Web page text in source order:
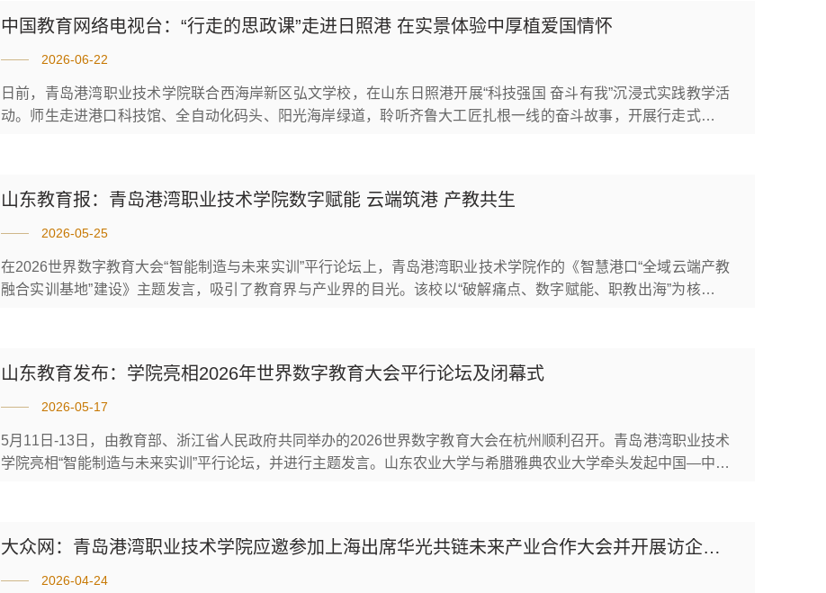
中国教育网络电视台：“行走的思政课”走进日照港 在实景体验中厚植爱国情怀
2026-06-22
日前，青岛港湾职业技术学院联合西海岸新区弘文学校，在山东日照港开展“科技强国 奋斗有我”沉浸式实践教学活
动。师生走进港口科技馆、全自动化码头、阳光海岸绿道，聆听齐鲁大工匠扎根一线的奋斗故事，开展行走式思政
山东教育报：青岛港湾职业技术学院数字赋能 云端筑港 产教共生
2026-05-25
在2026世界数字教育大会“智能制造与未来实训”平行论坛上，青岛港湾职业技术学院作的《智慧港口“全域云端产教
融合实训基地”建设》主题发言，吸引了教育界与产业界的目光。该校以“破解痛点、数字赋能、职教出海”为核心路
山东教育发布：学院亮相2026年世界数字教育大会平行论坛及闭幕式
2026-05-17
5月11日-13日，由教育部、浙江省人民政府共同举办的2026世界数字教育大会在杭州顺利召开。青岛港湾职业技术
学院亮相“智能制造与未来实训”平行论坛，并进行主题发言。山东农业大学与希腊雅典农业大学牵头发起中国—中东
大众网：青岛港湾职业技术学院应邀参加上海出席华光共链未来产业合作大会并开展访企拓岗专项活动
2026-04-24